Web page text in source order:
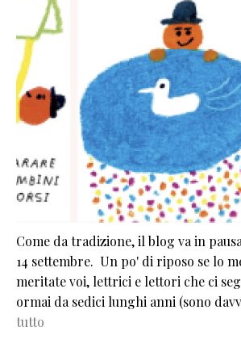
Come da tradizione, il blog va in
14 settembre. Un po' di riposo se lo
meritate voi, lettrici e lettori che ci
ormai da sedici lunghi anni (sono
tutto